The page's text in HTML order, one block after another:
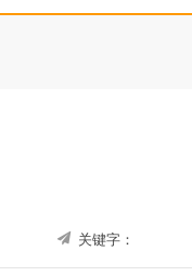
关键字：